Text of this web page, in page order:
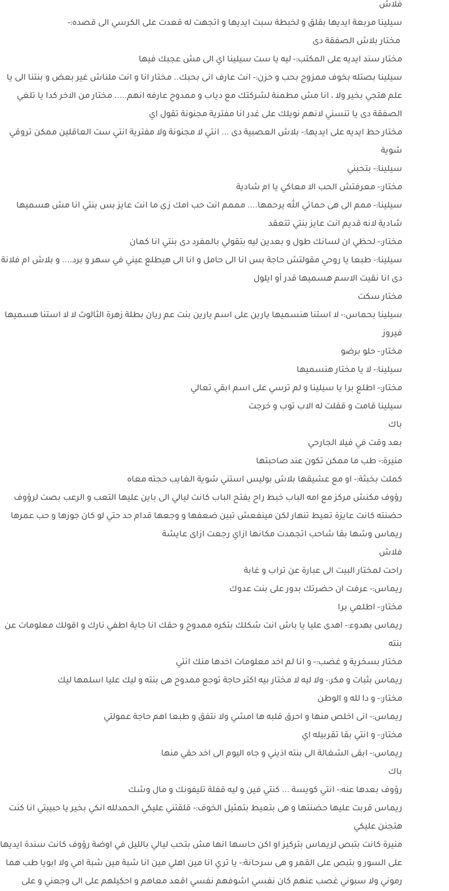
فلاش
سيلينا مربعة ايديها بقلق و لخبطة سبت ايديها و اتجهت له قعدت على الكرسي الى قصده:-
مختار بلاش الصفقة دى
مختار سند ايديه على المكتب:- ليه يا ست سيلينا اي الى مش عجبك فيها
سيلينا بصتله بخوف ممزوج بحب و حزن:- انت عارف انى بحبك.. مختار انا و انت ملناش غير بعض و بنتنا الى يا
علم هتجي بخير ولا ، انا مش مطمنة لشركتك مع دياب و ممدوح عارفه انهم..... مختار من الاخر كدا يا تلغي
الصفقة دى يا تنسني لانهم نويلك على غدر انا مفترية مجنونة تقول اي
مختار حط ايديه على ايديها:- بلاش العصبية دى ... انتي لا مجنونة ولا مفترية انتي ست العاقلين ممكن تروقي
شوية
سيلينا:- بتحبني
مختار:- معرفتش الحب الا معاكي يا ام شادية
سيلينا:- ممم الى هى حماتي الله يرحمها.... مممم انت حب امك زى ما انت عايز بس بنتي انا مش هسميها
شادية لانه قديم انت عايز بنتي تتعقد
مختار:- لحظي ان لسانك طول و بعدين ليه بتقولي بالمفرد دى بنتي انا كمان
سيلينا:- طبعا يا روحي مقولتش حاجة بس انا الى حامل و انا الى هيطلع عيني في سهر و برد.... و بلاش ام فلانة
دى انا نقيت الاسم هسميها قدر أو ايلول
مختار سكت
سيلينا بحماس:- لا استنا هنسميها يارين على اسم يارين بنت عم ريان بطلة زهرة الثالوث لا لا استنا هسميها
فيروز
مختار:- حلو برضو
سيلينا:- لا يا مختار هنسميها
مختار:- اطلع برا يا سيلينا و لم ترسي على اسم ابقي تعالي
سيلينا قامت و قفلت له الاب توب و خرجت
باك
بعد وقت في فيلا الجارحي
منيرة:- طب ما ممكن تكون عند صاحبتها
كملت بخبثة:- او مع عشيقها بلاش بوليس استني شوية الغايب حجته معاه
رؤوف مكنش مركز مع امه الباب خبط راح يفتح الباب كانت ليالي الى باين عليها التعب و الرعب بصت لرؤوف
حضنته كانت عايزة تعيط تنهار لكن مينفعش تبين ضعفها و وجعها قدام حد حتي لو كان جوزها و حب عمرها
ريماس وشها بقا شاحب اتجمدت مكانها ازاي رجعت ازاى عايشة
فلاش
راحت لمختار البيت الى عبارة عن تراب و غابة
ريماس:- عرفت ان حضرتك بدور على بنت عدوك
مختار:- اطلعي برا
ريماس بهدوء:- اهدى عليا يا باش انت شكلك بتكره ممدوح و حقك انا جاية اطفي نارك و اقولك معلومات عن
بنته
مختار بسخرية و غضب:- و انا لم اخد معلومات اخدها منك انتي
ريماس بثبات و مكر:- ولا ليه لا مختار بيه اكتر حاجة توجع ممدوح هى بنته و ليك عليا اسلمها ليك
مختار:- و دا لله و الوطن
ريماس:- انى اخلص منها و احرق قلبه ها امشي ولا نتفق و طبعا اهم حاجة عمولتي
مختار:- و انتي بقا تقربيله اي
ريماس:- ابقى الشغالة الى بنته اذيني و جاه اليوم الى اخد حقي منها
باك
رؤوف بعدها عنه:- انتي كويسة ... كنتي فين و ليه قفلة تليفونك و مال وشك
ريماس قربت عليها حضنتها و هى بتعيط بتمثيل الخوف:- قلقتني عليكي الحمدلله انكي بخير يا حبيبتي انا كنت
هتجنن عليكي
منيرة كانت بتبص لريماس بتركيز او اكن حاسها انها مش بتحب ليالي بالليل في اوضة رؤوف كانت سندة ايديها
على السور و بتبص على القمر و هى سرحانة:- يا تري انا مين اهلي مين انا شبة مين شبة امي ولا ابويا طب هما
رموني ولا سبوني غصب عنهم كان نفسي اشوفهم نفسي اقعد معاهم و احكيلهم على الى وجعني و على